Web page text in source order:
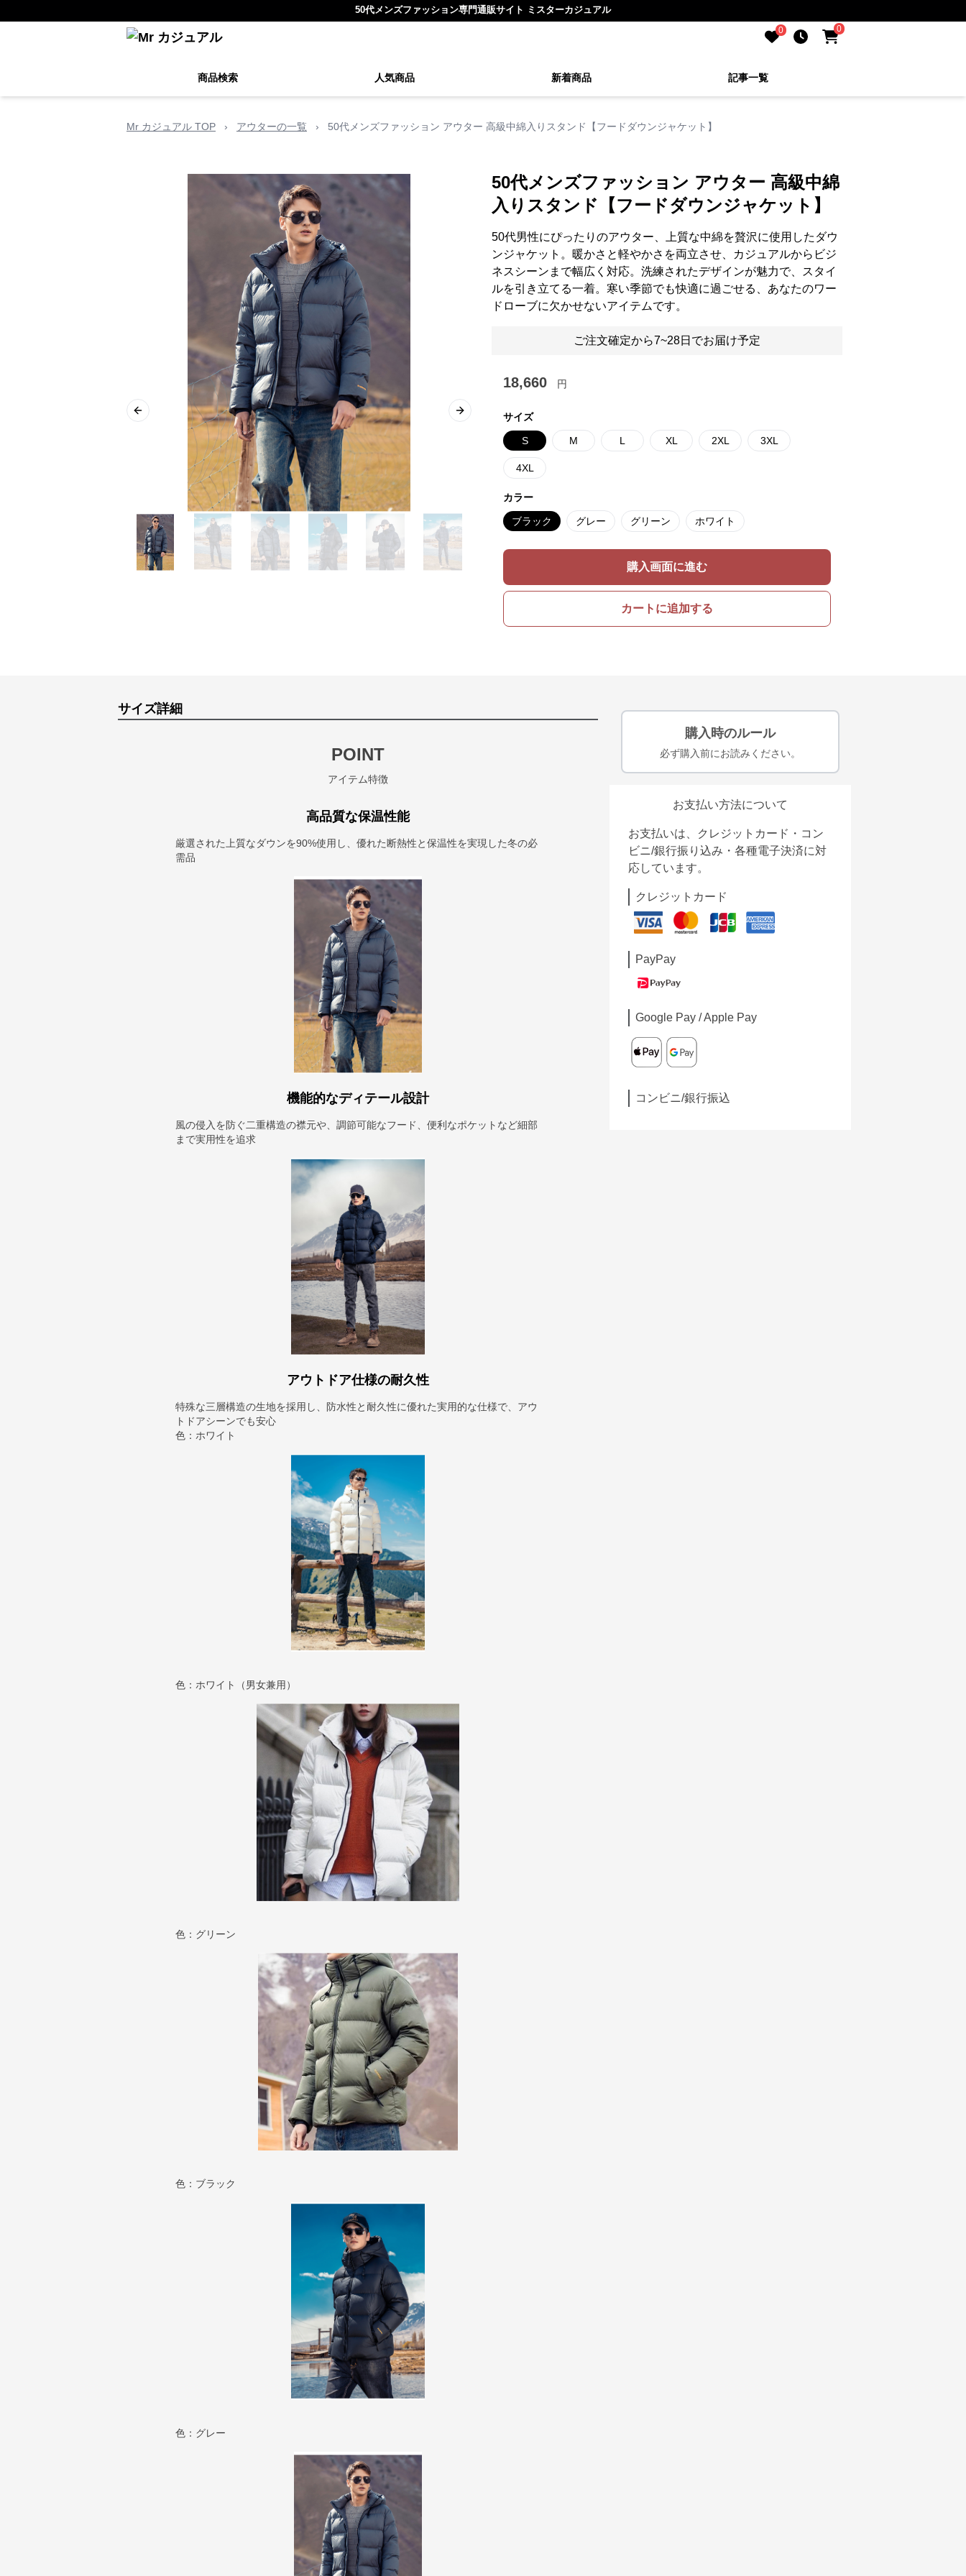
50代メンズファッション専門通販サイト ミスターカジュアル
0 0
商品検索 人気商品 新着商品 記事一覧
Mr カジュアル TOP › アウターの一覧 › 50代メンズファッション アウター 高級中綿入りスタンド【フードダウンジャケット】
Previous slide Next slide
50代メンズファッション アウター 高級中綿
入りスタンド【フードダウンジャケット】
50代男性にぴったりのアウター、上質な中綿を贅沢に使用したダウ
ンジャケット。暖かさと軽やかさを両立させ、カジュアルからビジ
ネスシーンまで幅広く対応。洗練されたデザインが魅力で、スタイ
ルを引き立てる一着。寒い季節でも快適に過ごせる、あなたのワー
ドローブに欠かせないアイテムです。
ご注文確定から7~28日でお届け予定
18,660 円
サイズ
S M L XL 2XL 3XL
4XL
カラー
ブラック グレー グリーン ホワイト
購入画面に進む
カートに追加する
サイズ詳細
POINT
アイテム特徴
高品質な保温性能
厳選された上質なダウンを90%使用し、優れた断熱性と保温性を実現した冬の必
需品
機能的なディテール設計
風の侵入を防ぐ二重構造の襟元や、調節可能なフード、便利なポケットなど細部
まで実用性を追求
アウトドア仕様の耐久性
特殊な三層構造の生地を採用し、防水性と耐久性に優れた実用的な仕様で、アウ
トドアシーンでも安心
色：ホワイト
色：ホワイト（男女兼用）
色：グリーン
色：ブラック
色：グレー
購入時のルール
必ず購入前にお読みください。
お支払い方法について
お支払いは、クレジットカード・コン
ビニ/銀行振り込み・各種電子決済に対
応しています。
クレジットカード
PayPay
Google Pay / Apple Pay
コンビニ/銀行振込